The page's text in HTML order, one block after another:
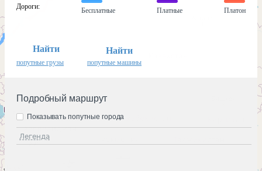
Дороги:
Бесплатные Платные Платон
Найти
попутные грузы
Найти
попутные машины
Подробный маршрут
Легенда
Показывать попутные города